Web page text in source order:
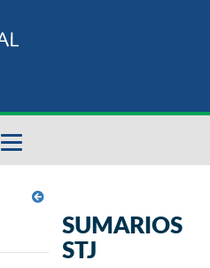
SUMARIOS
STJ